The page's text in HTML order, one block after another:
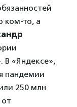
ком-то, а
В «Яндексе»,
пандемии
250 млн